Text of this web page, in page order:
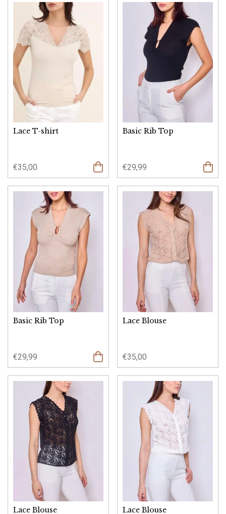
Lace T-shirt
€35,00
Opties
selecteren
Basic Rib Top
€29,99
Basic Rib Top
€29,99
Opties
Lace Blouse
€35,00
Lace Blouse Lace Blouse